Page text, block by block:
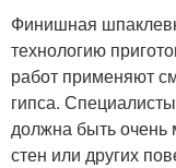
Финишная
технологию
работ применяют
гипса.
должна быть очень
стен или других